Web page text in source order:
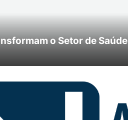
o Setor de Saúde